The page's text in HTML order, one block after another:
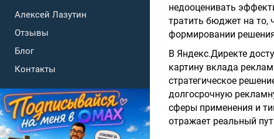
Алексей Лазутин
Отзывы
Блог
Контакты
недооценивать
тратить бюджет на то,
формировании
В Яндекс.Директе
картину вклада
стратегическое
долгосрочную
сферы применения и
отражает реальный